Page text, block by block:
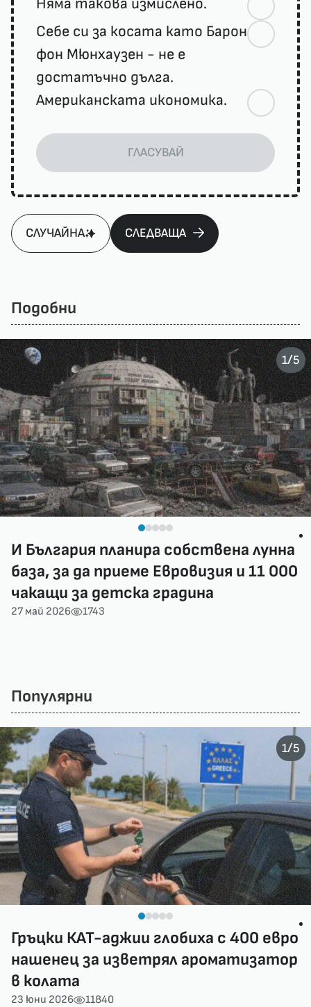
Няма такова измислено.
Себе си за косата като Барон
фон Мюнхаузен - не е
достатъчно дълга.
Американската икономика.
ГЛАСУВАЙ
СЛУЧАЙНА СЛЕДВАЩА
Подобни
И България планира собствена лунна
база, за да приеме Евровизия и 11 000
чакащи за детска градина
27 май 2026 1743
1/5
Популярни
Гръцки КАТ-аджии глобиха с 400 евро
нашенец за изветрял ароматизатор
в колата
23 юни 2026 11840
1/5